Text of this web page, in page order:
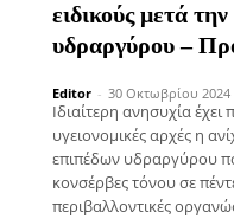
ειδικούς μετά
υδραργύρου –
Editor - 30 Οκτωβρίου
Ιδιαίτερη ανησυχία έχει
υγειονομικές αρχές η
επιπέδων υδραργύρου
κονσέρβες τόνου σε
περιβαλλοντικές